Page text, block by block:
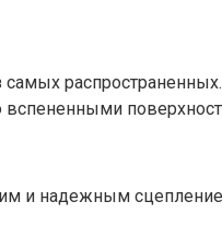
самых
вспененными
и надежным